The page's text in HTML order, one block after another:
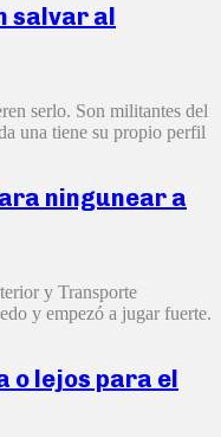
salvar al
serlo. Son militantes del
una tiene su propio perfil
ningunear a
y Transporte
y empezó a jugar fuerte.
o lejos para el